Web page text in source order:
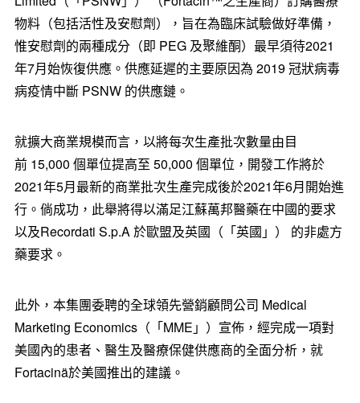
物料（包括活性及安慰劑），旨在為臨床試驗做好準備，
惟安慰劑的兩種成分（即 PEG 及聚維酮）最早須待2021
年7月始恢復供應。供應延遲的主要原因為 2019 冠狀病毒
病疫情中斷 PSNW 的供應鏈。
就擴大商業規模而言，以將每次生產批次數量由目
前 15,000 個單位提高至 50,000 個單位，開發工作將於
2021年5月最新的商業批次生產完成後於2021年6月開始進
行。倘成功，此舉將得以滿足江蘇萬邦醫藥在中國的要求
以及Recordati S.p.A 於歐盟及英國（「英國」） 的非處方
藥要求。
此外，本集團委聘的全球領先營銷顧問公司 Medical
Marketing Economics（「MME」）宣佈，經完成一項對
美國內的患者、醫生及醫療保健供應商的全面分析，就
Fortacinä於美國推出的建議。